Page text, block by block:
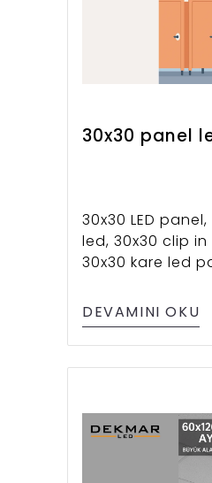
30x30 panel
30x30 LED
led, 30x30 clip
30x30 kare led
DEVAMINI OKU